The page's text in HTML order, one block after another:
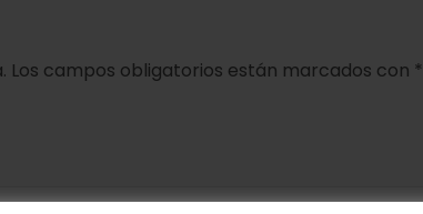
Los campos obligatorios están marcados con *